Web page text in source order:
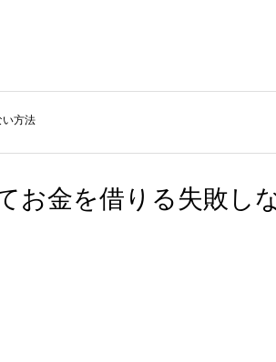
い方法
お金を借りる失敗し